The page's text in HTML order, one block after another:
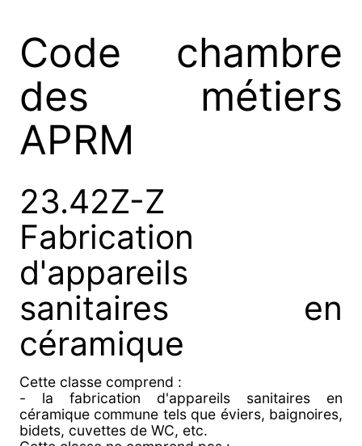
Code chambre
des métiers
APRM
23.42Z-Z
Fabrication
d'appareils
sanitaires en
céramique
Cette classe comprend :
- la fabrication d'appareils sanitaires en
céramique commune tels que éviers, baignoires,
bidets, cuvettes de WC, etc.